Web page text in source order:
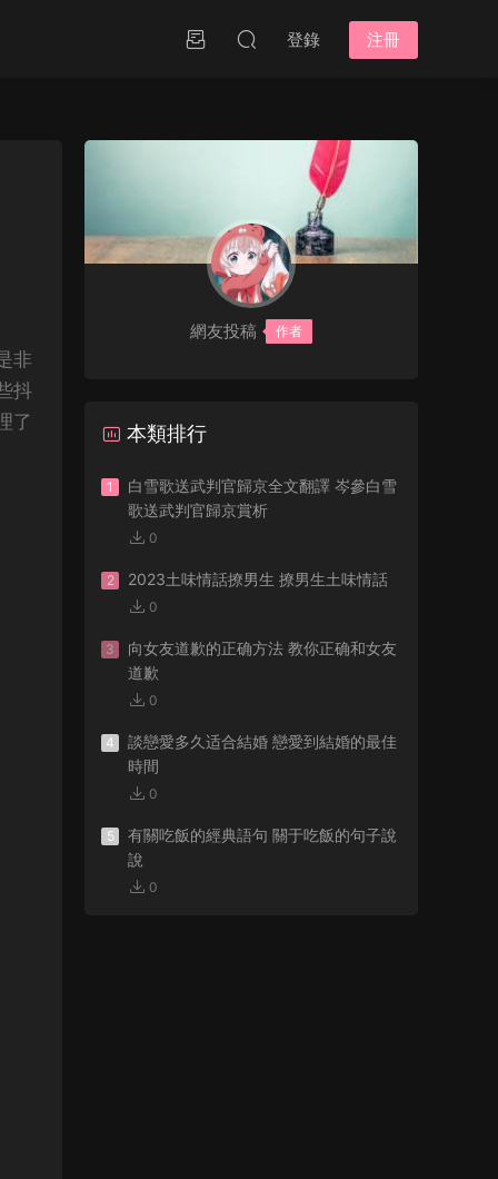
登錄 注冊
非
抖
了
網友投稿 作者
本類排行
1
白雪歌送武判官歸京全文翻譯 岑參白雪
歌送武判官歸京賞析
0
2 2023土味情話撩男生 撩男生土味情話
0
3
向女友道歉的正确方法 教你正确和女友
道歉
0
4
談戀愛多久适合結婚 戀愛到結婚的最佳
時間
0
5
有關吃飯的經典語句 關于吃飯的句子說
說
0